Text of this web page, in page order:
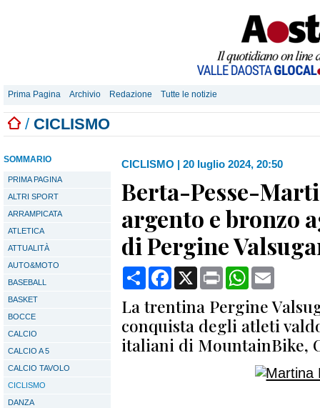
Prima Pagina Archivio Redazione Tutte le notizie
/ CICLISMO
SOMMARIO
PRIMA PAGINA
ALTRI SPORT
ARRAMPICATA
ATLETICA
ATTUALITÀ
AUTO&MOTO
BASEBALL
BASKET
BOCCE
CALCIO
CALCIO A 5
CALCIO TAVOLO
CICLISMO
DANZA
CICLISMO | 20 luglio 2024, 20:50
Berta-Pesse-
argento e bronzo
di Pergine
CondividiFacebook
X Print WhatsApp
La trentina Pergine
conquista degli atleti
italiani di MountainBike,